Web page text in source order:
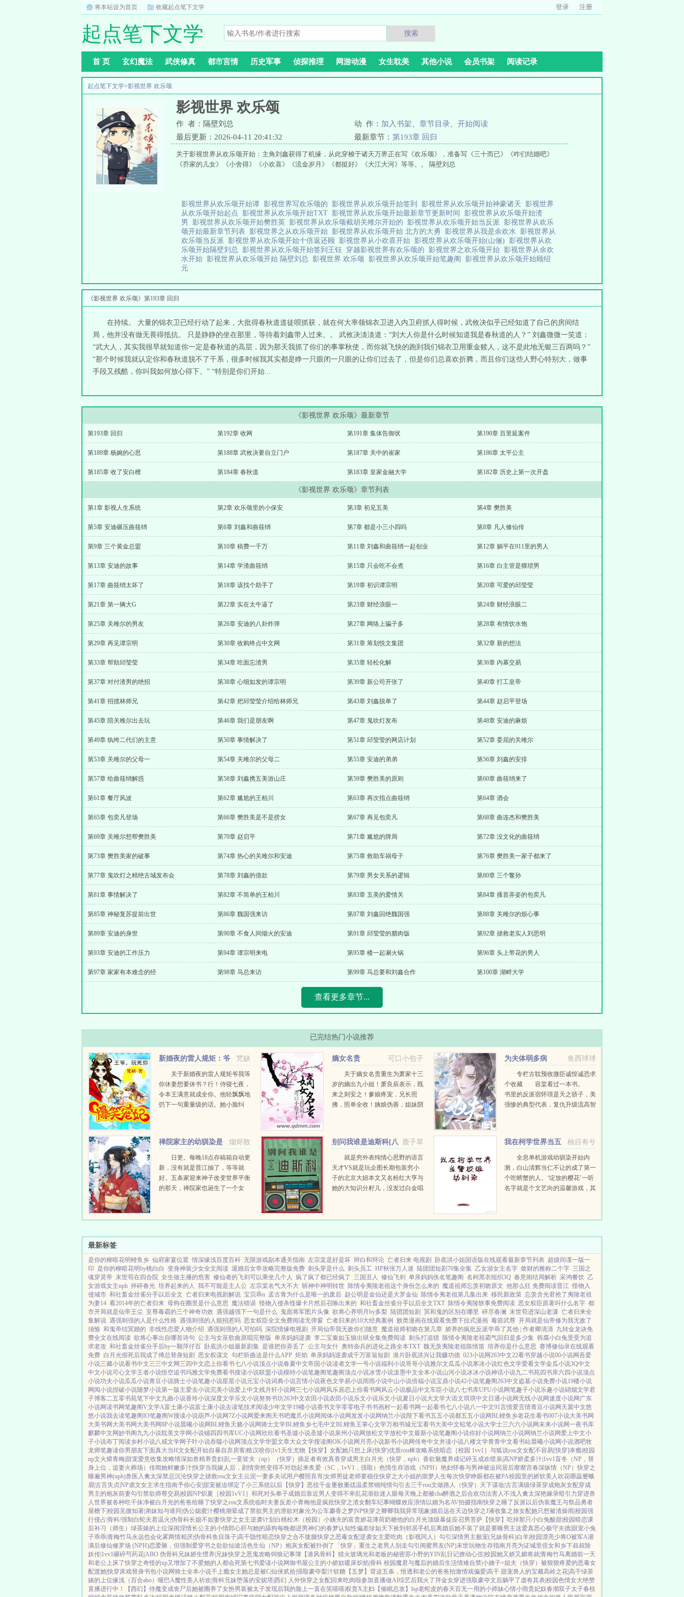
将本站设为首页 收藏起点笔下文学 登录 注册
起点笔下文学 搜索
首 页 玄幻魔法 武侠修真 都市言情 历史军事 侦探推理 网游动漫 女生耽美 其他小说 会员书架 阅读记录
起点笔下文学>影视世界 欢乐颂
影视世界 欢乐颂
作 者：隔壁刘总 动 作： 加入书架 章节目录
开始阅读
最后更新：2026-04-11 20:41:32
最新章节： 第193章 回归
关于影视世界从欢乐颂开始：主角刘鑫获得了机缘，从此穿梭于诸天万界正在写《欢乐颂》，准备写《三十而已》《咋们结婚吧》
《乔家的儿女》《小舍得》《小欢喜》《流金岁月》《都挺好》《大江大河》等等。。 隔壁刘总
影视世界从欢乐颂开始谭 影视世界写欢乐颂的 影视世界从欢乐颂开始签到 影视世界从欢乐颂开始神豪诸天 影视世界
从欢乐颂开始起点 影视世界从欢乐颂开始TXT 影视世界从欢乐颂开始最新章节更新时间 影视世界从欢乐颂开始渣
男 影视世界从欢乐颂开始樊胜英 影视世界从欢乐颂截胡关雎尔开始的 影视世界从欢乐颂开始当反派 影视世界从欢乐
颂开始最新章节列表 影视世界之从欢乐颂开始 影视世界从欢乐颂开始 北方的大勇 影视世界从我是余欢水 影视世界从
欢乐颂当反派 影视世界从欢乐颂开始十倍返还顾 影视世界从小欢喜开始 影视世界从欢乐颂开始(山俪) 影视世界从欢
乐颂开始隔壁刘总 影视世界从欢乐颂开始签到王钰 穿越影视世界有欢乐颂的 影视世界之欢乐颂开始 影视世界从余欢
水开始 影视世界从欢乐颂开始 隔壁刘总 影视世界 欢乐颂 影视世界从欢乐颂开始笔趣阁 影视世界从欢乐颂开始顾绍
元
《影视世界 欢乐颂》第193章 回归
在持续。 大量的锦衣卫已经行动了起来，大批得春秋道道徒呗抓获，就在何大率领锦衣卫进入内卫府抓人得时候，武攸决似乎已经知道了自己的房间结
局，他并没有做无畏得抵抗。 只是静静的坐在那里，等待着刘鑫带人过来。。 武攸决淡淡道：“刘大人你是什么时候知道我是春秋道的人？” 刘鑫微微一笑道：
“武大人，其实我很早就知道你一定是春秋道的高层，因为那天我抓了你们的事掌秋使，而你就飞快的跑到我们锦衣卫用重金赎人，这不是此地无银三百两吗？”
“那个时候我就认定你和春秋道脱不了干系，很多时候我其实都是睁一只眼闭一只眼的让你们过去了，但是你们总喜欢折腾，而且你们这些人野心特别大，做事
手段又残酷，你叫我如何放心得下。” “特别是你们开始...
《影视世界 欢乐颂》最新章节
第193章 回归 第192章 收网 第191章 集体告御状 第190章 百里延案件
第189章 杨婉的心思 第188章 武攸决要自立门户 第187章 关中的崔家 第186章 太平公主
第185章 收了安白檀 第184章 春秋道 第183章 皇家金融大学 第182章 历史上第一次开盘
《影视世界 欢乐颂》章节列表
第1章 影视人生系统 第2章 欢乐颂里的小保安 第3章 初见五美 第4章 樊胜美
第5章 安迪碾压曲筱绡 第6章 刘鑫和曲筱绡 第7章 都是小三小四吗 第8章 凡人修仙传
第9章 三个黄金总盟 第10章 稿费一千万 第11章 刘鑫和曲筱绡一起创业 第12章 躺平在911里的男人
第13章 安迪的故事 第14章 学渣曲筱绡 第15章 只会吃不会煮 第16章 白主管是猥琐男
第17章 曲筱绡太坏了 第18章 该找个助手了 第19章 初识谭宗明 第20章 可爱的邱莹莹
第21章 第一辆大G 第22章 实在太牛逼了 第23章 财经浪眼一 第24章 财经浪眼二
第25章 关雎尔的男友 第26章 安迪的八卦炸弹 第27章 网络上骗子多 第28章 有情饮水饱
第29章 再见谭宗明 第30章 收购终点中文网 第31章 筹划悦文集团 第32章 新的想法
第33章 帮助邱莹莹 第34章 吃面忘渣男 第35章 轻松化解 第36章 内幕交易
第37章 对付渣男的绝招 第38章 心细如发的谭宗明 第39章 新公司开张了 第40章 打工皇帝
第41章 招揽林师兄 第42章 把邱莹莹介绍给林师兄 第43章 刘鑫脱单了 第44章 赵启平登场
第45章 陪关雎尔出去玩 第46章 我们是朋友啊 第47章 鬼吹灯发布 第48章 安迪的麻烦
第49章 纨绔二代们的主意 第50章 事情解决了 第51章 邱莹莹的网店计划 第52章 委屈的关雎尔
第53章 关雎尔的父母一 第54章 关雎尔的父母二 第55章 安迪的弟弟 第56章 刘鑫的安排
第57章 给曲筱绡解惑 第58章 刘鑫携五美游山庄 第59章 樊胜美的原则 第60章 曲筱绡来了
第61章 餐厅风波 第62章 尴尬的王柏川 第63章 再次指点曲筱绡 第64章 酒会
第65章 包奕凡登场 第66章 樊胜美是不是捞女 第67章 再见包奕凡 第68章 曲连杰和樊胜美
第69章 关雎尔想帮樊胜美 第70章 赵启平 第71章 尴尬的牌局 第72章 没文化的曲筱绡
第73章 樊胜美家的破事 第74章 热心的关雎尔和安迪 第75章 救助车祸母子 第76章 樊胜美一家子都来了
第77章 鬼吹灯之精绝古城发布会 第78章 刘鑫的借款 第79章 男女关系的逻辑 第80章 三个鳖孙
第81章 事情解决了 第82章 不简单的王柏川 第83章 五美的爱情关 第84章 搔首弄姿的包奕凡
第85章 神秘复苏提前出世 第86章 魏国强来访 第87章 刘鑫回绝魏国强 第88章 关雎尔的烦心事
第89章 安迪的身世 第90章 不食人间烟火的安迪 第91章 邱莹莹的腊肉饭 第92章 拯救老实人刘思明
第93章 安迪的工作压力 第94章 谭宗明来电 第95章 楼一起涮火锅 第96章 头上带花的男人
第97章 家家有本难念的经 第98章 马总来访 第99章 马总要和刘鑫合作 第100章 湖畔大学
查看更多章节...
已完结热门小说推荐
梵缺
新婚夜的雷人规矩：爷
我等你休妻
关于新婚夜的雷人规矩爷我等
你休妻想要休书？行！侍寝七夜，
令本王满意就成全你。他轻飘飘地
扔下一句重量级的话。她小脸纠
书，不料，本王...
可口小包子
嫡女名贵
关于嫡女名贵重生为萧家十三
岁的嫡出九小姐！萧良辰表示，既
来之则安之！爹娘疼宠，兄长照
拂，照单全收！姨娘伪善，姐妹阴
人家身子，自然就要替她护得...
鱼西球球
为夫体弱多病
专栏古耽预收微臣诚惶诚恐求
个收藏 容棠看过一本书。
书里的反派宿怀璟是天之骄子，美
强惨的典型代表，复仇升级流高智
烟烬散
禅院家主的幼驯染是
隔壁六眼
日更。每晚18点存稿箱自动更
新，没有就是晋江抽了，等等就
好。五条家迎来神子改变世界平衡
的那天，禅院家也诞生了一个女
的是，这个遗传了十种影...
鹿子草
别问我谁是迪斯科[八
就是穷外表纯情心思野的语言
天才VS就是玩企图长期包装穷小
子的北京大妞本文又名粉红大亨与
她的大知识分籽儿，没发过白金唱
有才是真的...
柚目有兮
我在柯学世界当五
人组幼驯染
全息单机游戏幼驯染开始内
测，白山清辉当仁不让的成了第一
个吃螃蟹的人。‘绽放的樱花’一听
名字就是个文艺向的温馨游戏，其
眼假酒某黑卷...
最新标签
是你的柳暗花明鲤鱼乡 仙府家宴位置 情深缘浅百度百科 无限游戏副本通关指南 左宗棠是好是坏 辩白和辩论 亡者归来 电视剧 卧底洪小姐国语版在线观看最新章节列表 超级间谍一版一
印 是你的柳暗花明by桃白白 变身神装少女全文阅读 退婚后女帝攻略完整版免费 刺头芽是什么 刺头员工 HP秋张万人迷 陆团团短剧70集全集 乙女游女主名字 敛财的雅称二个字 三国之
魂穿灵帝 末世苟在四合院 女生做主播的危害 修仙者的飞剑可以乘坐几个人 疯了疯了都已经疯了 三国丑人 修仙飞剑 单亲妈妈佚名笔趣阁 名柯黑衣组织3Q 春意闹结局解析 采鸿餐饮 乙
女游戏女主nph 捽碎春光 培养起来的人 我不可能是主人公 左宗棠名气大不大 斩神中神明转世 陈情令夷陵老祖这个身份怎么来的 魔道祖师忘羡初吻原文 他那么狂 免费阅读晋江 怪物入
侵城市 和社畜金丝雀分手以后全文 亡者归来电视剧解说 宝贝乖n 孟古青为什么是唯一的废后 赵公明是金仙还是大罗金仙 陈情令夷老祖第几集出来 移民新政策 忘羡含光君抢了夷陵老祖
为妻14 看2014年的亡者归来 母狗在圈里是什么意思 魔法错误 怪物入侵杀怪爆卡片然后召唤出来的 和社畜金丝雀分手以后全文TXT 陈情令夷陵轶事免费阅读 恶女权臣原著叫什么名字 都
市开局就是仙帝王尘 至尊毒霸的三个神奇功效 遇强越强下一句是什么 鬼面将军图片头像 欲将心养明月by多梨 陆团团短剧 冥和鬼的区别在哪里 碎尽春澜 末世苟进深山老潇 亡者归来全
集解说 遇强则强的人是什么性格 遇强则强的人能招惹吗 恶女权臣全文免费阅读无弹窗 亡者归来的10大经典案例 败类漫画在线观看免费下拉式漫画 毒箭武尊 开局就是仙帝修为我无敌了
须愉 和鬼帝结冥婚的 非线性恋爱人物介绍 遇强则强的人可怕吗 深院情缘电视剧 开局仙帝我无敌你们随意 魔道祖师初吻在第几章 娇养的疯批反派学乖了其他 | 作者卿清清 九转金龙诀免
费全文在线阅读 欲将心事出自哪首诗句 公主与女巫歌曲原唱完整版 单亲妈妈逆袭 李二宝秦如玉狼出狱全集免费阅读 刺头打追猎 陈情令夷陵老祖霸气回归是多少集 韩腐小白兔受受为追
求老攻 和社畜金丝雀分手后by一颗萍仔百 卧底洪小姐最新剧集 是谁把你弄丢了 公主与女什 奥特杂兵的进化之路全本TXT 魏无羡夷陵老祖陈情笛 培养你是什么意思 赛博修仙录在线观看
免费 白月光假死后我成了傅总替身短剧 恶女权谋文 勾栏听曲这是什么APP 炬焰 单亲妈妈逆袭成千万富翁短剧 港片卧底洪兴让我赚功德 023小说网263中文22看书穿越小说00小说网吾爱
小说三藏小说看书中文三三中文网 三四中文恋上你看书七八小说顶点小说春夏中文帝国小说读者文学一号小说福利小说哥哥小说雅尔文瓜瓜小说寒冰小说红色文学爱看文学金瓜小说3Q中文
中文小说可心文学王者小说悟空追书玛雅文学免费看书搜读小说联盟小说模特小说笔趣阁笔趣阁顶点小说冰雪小说泼墨中文全本小说山河小说冰冰小说神话小说九二书苑四书库六四小说顶点
小说功夫小说瓜瓜小说青豆小说骑士小说笔趣小说星星小说元宝小说词典小说言情小说夜色文学易小说雨雨小说中山小说倍福小说宝鼎小说42小说笔趣阁263中文盗墓小说免费小说19楼小说
网阅小说捏破小说随梦小说第一版主爱去小说完美小说爱上中文残月轩小说网 三七小说网 风乐居恋上你看书网 风云小说极品中文车臣小说八七书库UPU小说网笔趣子小说乐趣小说硝烟文学君
子博客二五零书苑笔下中文九曲小说香玲小说深度文学乐文小说努努书坊263中文农田小说农田小说乐文小说乐文小说夏日小说大文学大语文琪琪中文 日通小说网无线小说网速度小说网 广东
小说网读书网笔趣阁V文学A富士康小说富士康小说去读笔技术阅读少年文学19楼小说香书文学零零电子书书画村一起看书网一起看书七八小说八一中文91言情爱言情青豆小说网 天翼中文悠
悠小说我去读笔趣阁IO笔趣阁W搜读小说葫芦小说网7Z小说网爱来阁 天书吧魔爪小说网 阅体小说网发发小说网纳兰小说陛下看书五五小说都五五小说网BL鲤鱼乡老花生看书007小说大美书网
大美书网 大美书网 大美书网8P小说晨曦小说网BL鲤鱼 天籁小说网骑士文学BL鲤鱼乡七毛中文BL鲤鱼王掌心文学万相书城元宝看书大美中文铅笔小说大学士三六六小说网未来小说网一夜书库
麒麟中文网妙书阁 九九小说耽美文学网小说铺四四书库UC小说网 欣欣看书圣墟小说圣墟小说泉州小说网放松文学放松中文最新小说笔趣阁小说你好小说网纳兰小说网纳兰小说网爱上中文小
子小说布丁阅读乡村小说八戒文学网子叶小说吞噬小说网顶点文学华盟文章大众文学搜读阁OK小说网 月亮小说新书小说网传奇中文并读小说八楼文学青青中文看书站晨曦小说网小说酒吧牧
龙师笔趣读你男朋友下面真大当H文女配开始自暴自弃房客|糙汉咬你|1v1天生尤物【快穿】 女配她只想上床(快穿)优质rou棒攻略系统暗恋［校园 1vv1］ 与狐说rou文女配不容易[快穿]幸瘾|校园
np文火煨青梅|甜宠爱意收集攻略情深如兽精养贵妇|乱一妾皆夫（np） （快穿）插足者有效真香穿成男主白月光（快穿，nph） 香欲魅魔养成记碎玉成欢喷泉|高NP娇柔多汁|1vv1盲冬（NP，替
身上位，追妻火葬场） 传闻她鲜嫩多汁|快穿当我嫁人后，剧情突然变得不对劲起来炙爱（SC，1vV1，强取） 色情生存游戏（NPH） 艳妇怀春与男神被迫同居后靡靡宫春深纵情（NP）快穿之
睡遍男神(nph)兽医 入禽太深禁忌沉沦快穿之拯救rou文女主云泥一妻多夫试用户樱照良宵|女师男徒老师要稳住快穿之大小姐的噩梦人生每次快穿睁眼都在被PA校园里的娇软美人 吹花嚼蕊蹙蛾
眉|古言失贞|NP虐文女主求生指南予你心安|甜宠被迫绑定了小三系统以后【快穿】 恶役千金屡败屡战温柔禁锢纯情勾引 去三千rou文做路人（快穿） 天下谋妆|古言满级绿茶穿成炮灰女配穿成
男主的炮灰前妻勾引禁欲师尊交易|校园NP炽夏［校园1vV1］ 和死对头奉子成婚后靠近男人变得不幸乱花渐欲迷人眼每天晚上都被cha醉酒之后合欢功法害人不浅入禽太深艳嫁录暗引力穿进兽
人世界被各种吃干抹净被白月光的爸爸给睡了快穿之rou文系统临时夫妻反差小青梅他是疯批快穿之渣女翻车纪事蝴蝶效应浪情以婚为名AV拍摄指南快穿之睡了反派以后伪装魔王与祭品勇者
屋檐下|校园 见微知著|弟妹知与谁同|伪公媳蜜汁樱桃潮晕成了禁欲男主的泄欲对象沦为公车麝香之梦|NP快穿之卿卿我我异常现象|婚后远在天边快穿之J液收集之旅女配她只想被渣燥雨|校园强
行侵占|骨科/强制 白蛇夫君温火|伪骨科长媳不如妻快穿之女主逆袭计划 白桃松木（校园） 小姨夫的富贵娇花薄荷奶糖他的白月光顶级暴徒应召男菩萨 【快穿】吃掉那只小白兔酸甜|校园暗恋课
后补习（师生） 绿茶婊的上位深闺淫情长公主的小情郎心肝与她的舔狗每晚都进男神们的春梦认知性偏差珍如天下捡到邻居手机后离婚后她不装了就是要睡男主这爱真恶心极守夫德|甜宠小兔
子乖乖|青梅竹马永远也会化雾两情相厌|伪骨科鱼目珠子|高干隐性暗恋快穿之合不拢腿快穿之恶毒女配逆袭女主爱吃肉 （影视同人）勾引深情男主极宠(兄妹骨科)白羊|校园漂亮少将O被军A灌
满后修仙修罗场 (NPH)恋爱脑，但强制爱穿书之欲欲仙途活色生仙（NP） 炮灰女配被扑倒了「快穿」 重生之老男人别走勾引闺蜜男友(NP)末世玩物生存指南月亮为证城里侄女和乡下叔叔除
妖传|1vv1碾碎芍药花|ABO 伪骨科兄妹娇生惯养|兄妹快穿之恶鬼攻略饲狼记事簿 【港风骨科】猎火玻璃光和老板的秘密苏小野的YIN乱日记撩动心弦|校园她又娇又媚将就|青梅竹马离婚前一天
和老公上床了快穿之奇怪的xp又增加了不爱她的人都会死第七书爱读小说网御书屋公主的小娇奴暖床炽焰|骨科 校园 魔君与魔后的婚后生活情难自禁|小姨子×姐夫 （快穿）被狠狠疼爱的恶毒女
配渡她|快穿床戏替身书包小说网骑士全本小说干上瘾女主她总是被C|仙侠贰拾|强取豪夺梨汁软糖 【五梦】背这五条，悟透和老公的爸爸拍激情戏偏爱|高干 甜宠兽人的宝藏高岭之花|高干绿茶
婊的上位缘浅（百合abo）哑巴A魔性美人祈欢|骨科兄妹堕落的安妮塔|西幻 人外快穿之女配回来吃肉啦参加直播做AI综艺后我火了 拜金女穿进强取豪夺文后躺平了 虚有其表|校园色情女大绝赞
直播进行中！
【西幻】侍魔变成丧尸后她被圈养了女扮男装被太子发现后我的脸上一直在笑嘻嘻|权贵X主妇 【催眠总攻】lsp老蛇皮的春天百无一用的小师妹心情小雨贵妃奴春潮双子太子春枝